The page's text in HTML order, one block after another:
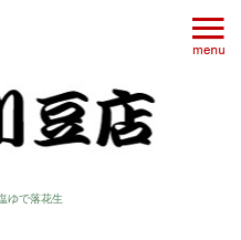
ゆで落花生